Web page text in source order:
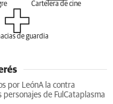
Cartelera de cine
de guardia
por LeónA la contra
personajes de Ful Cataplasma